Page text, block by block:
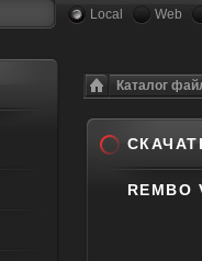
Local Web
Каталог
REMBO